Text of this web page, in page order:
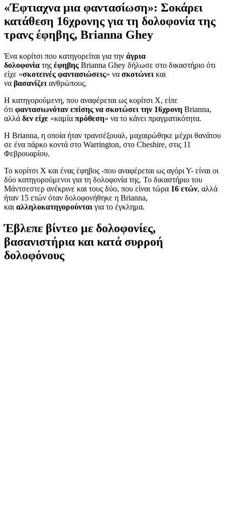
«Έφτιαχνα μια φαντασίωση»: Σοκάρει
κατάθεση 16χρονης για τη δολοφονία της
τρανς έφηβης, Brianna Ghey
Ένα κορίτσι που κατηγορείται για την άγρια
δολοφονία της έφηβης Brianna Ghey δήλωσε στο δικαστήριο ότι
είχε «σκοτεινές φαντασιώσεις» να σκοτώνει και
να βασανίζει ανθρώπους.
Η κατηγορούμενη, που αναφέρεται ως κορίτσι Χ, είπε
ότι φαντασιωνόταν επίσης να σκοτώσει την 16χρονη Brianna,
αλλά δεν είχε «καμία πρόθεση» να το κάνει πραγματικότητα.
Η Brianna, η οποία ήταν τρανσέξουαλ, μαχαιρώθηκε μέχρι θανάτου
σε ένα πάρκο κοντά στο Warrington, στο Cheshire, στις 11
Φεβρουαρίου.
Το κορίτσι Χ και ένας έφηβος -που αναφέρεται ως αγόρι Υ- είναι οι
δύο κατηγορούμενοι για τη δολοφονία της. Το δικαστήριο του
Μάντσεστερ ανέκρινε και τους δύο, που είναι τώρα 16 ετών, αλλά
ήταν 15 ετών όταν δολοφονήθηκε η Brianna,
και αλληλοκατηγορούνται για το έγκλημα.
Έβλεπε βίντεο με δολοφονίες,
βασανιστήρια και κατά συρροή
δολοφόνους